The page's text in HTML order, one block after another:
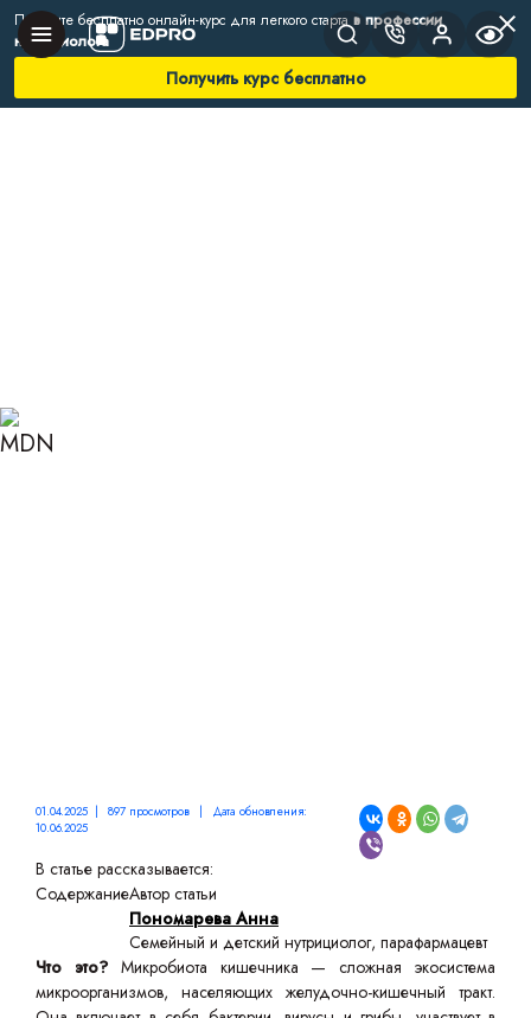
Получите бесплатно онлайн-курс для легкого стартав профессии
нутрициолога
Получить курс бесплатно
01.04.2025 | 897 просмотров | Дата обновления:
10.06.2025
В статье рассказывается:
СодержаниеАвтор статьи
Пономарева Анна
Семейный и детский нутрициолог, парафармацевт
Что это?Микробиота кишечника — сложная экосистема
микроорганизмов, населяющих желудочно-кишечный тракт.